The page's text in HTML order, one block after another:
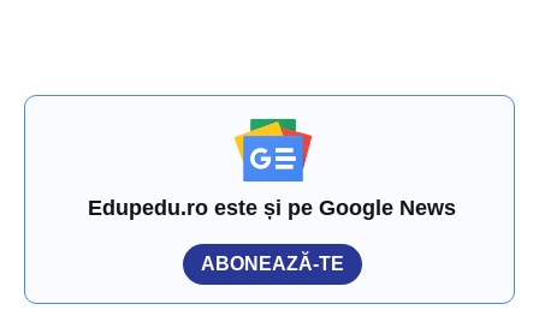
Edupedu.ro este și pe Google News
ABONEAZĂ-TE